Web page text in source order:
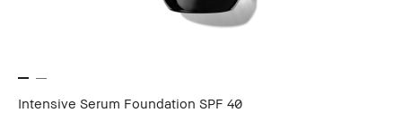
Intensive Serum Foundation SPF 40